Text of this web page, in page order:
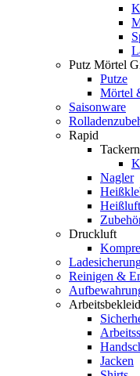
Putz Mörtel
Putze
Mörtel
Saisonware
Rapid
Tackern
Nagler
Heißluft
Druckluft
Reinigen &
Jacken